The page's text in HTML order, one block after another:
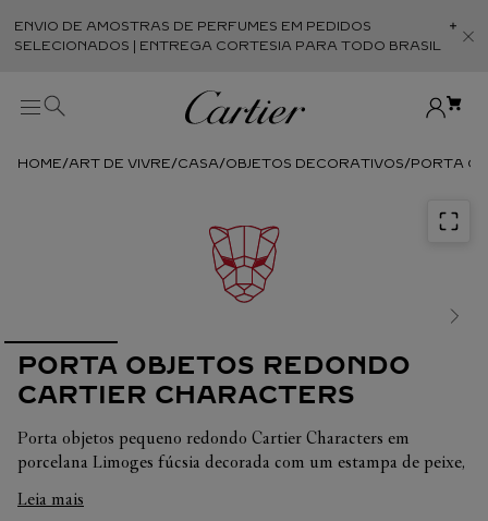
ENVIO DE AMOSTRAS DE PERFUMES EM PEDIDOS
SELECIONADOS | ENTREGA CORTESIA PARA TODO BRASIL
ART DE VIVRE CASA OBJETOS DECORATIVOS PORTA
PORTA OBJETOS REDONDO
CARTIER CHARACTERS
Porta objetos pequeno redondo Cartier Characters em
porcelana Limoges fúcsia decorada com um estampa de peixe,
2 cm
Leia mais